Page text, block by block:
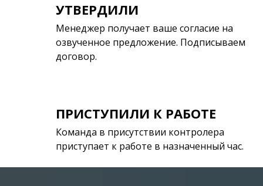
УТВЕРДИЛИ
Менеджер получает ваше согласие на
озвученное предложение. Подписываем
договор.
ПРИСТУПИЛИ К РАБОТЕ
Команда в присутствии контролера
приступает к работе в назначенный час.